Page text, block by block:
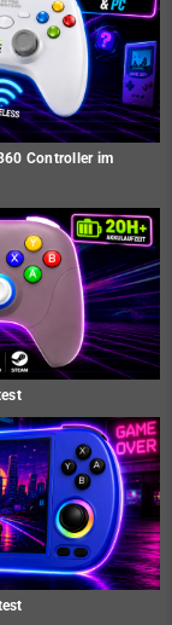
Controller im